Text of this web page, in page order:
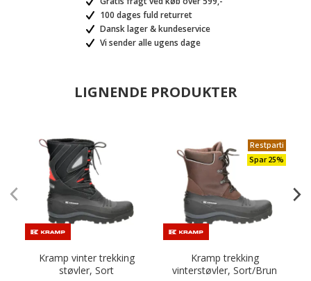
100 dages fuld returret
Dansk lager & kundeservice
Vi sender alle ugens dage
LIGNENDE PRODUKTER
Kramp vinter trekking
støvler, Sort
Restparti
Spar 25%
Kramp trekking
vinterstøvler, Sort/Brun